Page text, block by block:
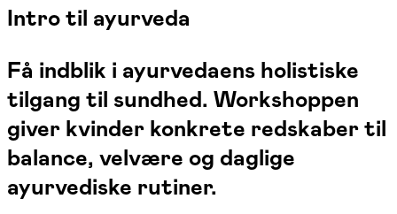
Intro til ayurveda
Få indblik i ayurvedaens holistiske
tilgang til sundhed. Workshoppen
giver kvinder konkrete redskaber til
balance, velvære og daglige
ayurvediske rutiner.